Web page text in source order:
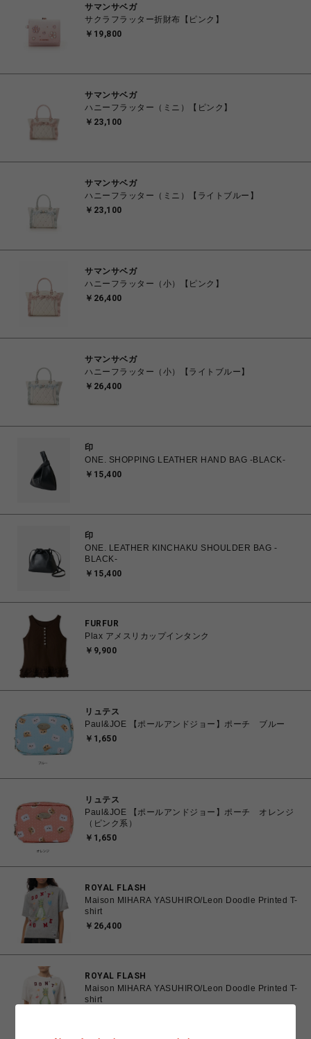
サマンサベガ
サクラフラッター折財布【ピンク】
￥19,800
サマンサベガ
ハニーフラッター（ミニ）【ピンク】
￥23,100
サマンサベガ
ハニーフラッター（ミニ）【ライトブルー】
￥23,100
サマンサベガ
ハニーフラッター（小）【ピンク】
￥26,400
サマンサベガ
ハニーフラッター（小）【ライトブルー】
￥26,400
印
ONE. SHOPPING LEATHER HAND BAG -BLACK-
￥15,400
印
ONE. LEATHER KINCHAKU SHOULDER BAG -
BLACK-
￥15,400
FURFUR
Plax アメスリカップインタンク
￥9,900
リュテス
Paul&JOE 【ポールアンドジョー】ポーチ ブルー
￥1,650
リュテス
Paul&JOE 【ポールアンドジョー】ポーチ オレンジ
（ピンク系）
￥1,650
ROYAL FLASH
Maison MIHARA YASUHIRO/Leon Doodle Printed T-
shirt
￥26,400
ROYAL FLASH
Maison MIHARA YASUHIRO/Leon Doodle Printed T-
shirt